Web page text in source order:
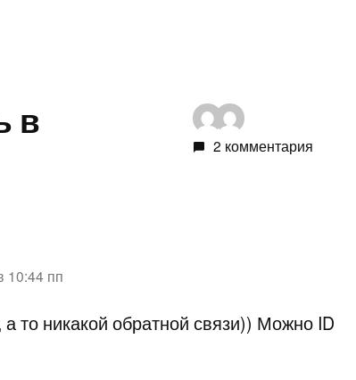
в
2 комментария
10:44 пп
а то никакой обратной связи)) Можно ID